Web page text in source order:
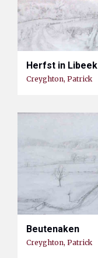
Herfst in Libeek
Creyghton, Patrick
Beutenaken
Creyghton, Patrick